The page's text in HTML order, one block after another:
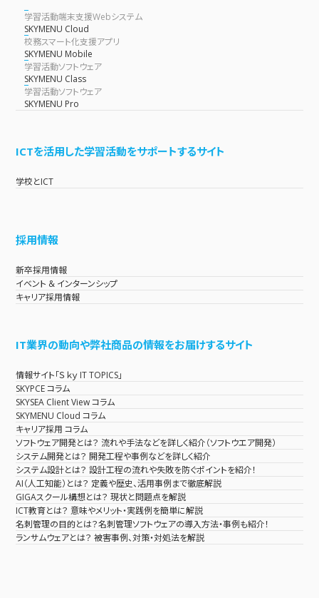
学習活動端末支援Webシステム
SKYMENU Cloud
校務スマート化支援アプリ
SKYMENU Mobile
学習活動ソフトウェア
SKYMENU Class
学習活動ソフトウェア
SKYMENU Pro
ICTを活用した学習活動をサポートするサイト
学校とICT
採用情報
新卒採用情報
イベント & インターンシップ
キャリア採用情報
IT業界の動向や弊社商品の情報をお届けするサイト
情報サイト「Ｓｋｙ IT TOPICS」
SKYPCE コラム
SKYSEA Client View コラム
SKYMENU Cloud コラム
キャリア採用 コラム
ソフトウェア開発とは？ 流れや手法などを詳しく紹介（ソフトウエア開発）
システム開発とは？ 開発工程や事例などを詳しく紹介
システム設計とは？ 設計工程の流れや失敗を防ぐポイントを紹介！
AI（人工知能）とは？ 定義や歴史、活用事例まで徹底解説
GIGAスクール構想とは？ 現状と問題点を解説
ICT教育とは？ 意味やメリット・実践例を簡単に解説
名刺管理の目的とは？名刺管理ソフトウェアの導入方法・事例も紹介！
ランサムウェアとは？ 被害事例、対策・対処法を解説